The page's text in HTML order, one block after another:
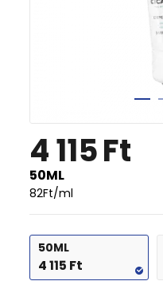
4 115Ft
50ML
82Ft/ml
50ML
4 115 Ft